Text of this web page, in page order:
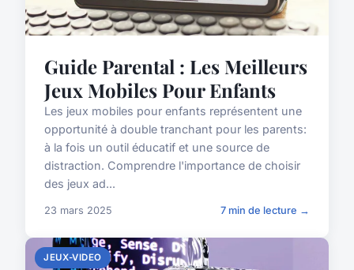
Guide Parental : Les Meilleurs
Jeux Mobiles Pour Enfants
Les jeux mobiles pour enfants représentent une
opportunité à double tranchant pour les parents:
à la fois un outil éducatif et une source de
distraction. Comprendre l'importance de choisir
des jeux ad...
23 mars 2025 7 min de lecture →
JEUX-VIDEO